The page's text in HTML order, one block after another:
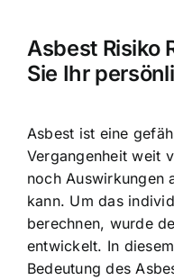
Asbest Risiko
Sie Ihr
Asbest ist eine
Vergangenheit weit
noch Auswirkungen
kann. Um das
berechnen, wurde
entwickelt. In
Bedeutung des